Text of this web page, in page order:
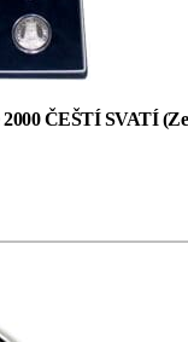
ČEŠTÍ SVATÍ